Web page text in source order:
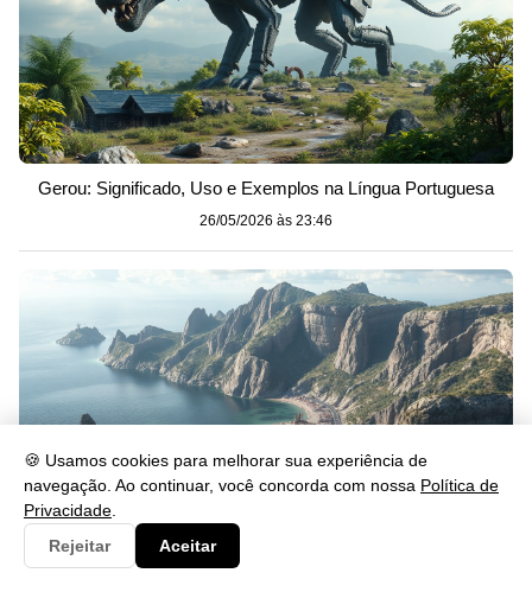
🍪 Usamos cookies para melhorar sua experiência de
navegação. Ao continuar, você concorda com nossa Política de
Privacidade
Rejeitar
Aceitar
Gerou: Significado, Uso e Exemplos na Língua Portuguesa
26/05/2026 às 23:46